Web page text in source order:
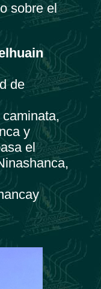
sobre el
de
y
el